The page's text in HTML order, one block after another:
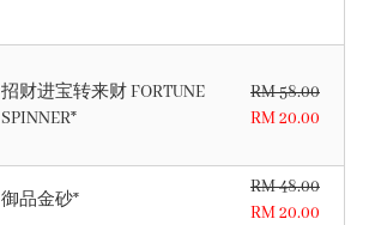
招财进宝转来财 FORTUNE
SPINNER*
RM 58.00
RM 20.00
御品金砂*
RM 48.00
RM 20.00